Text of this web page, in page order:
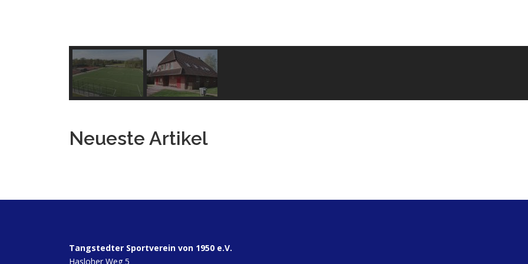
Neueste Artikel
Tangstedter Sportverein von 1950 e.V.
Hasloher Weg 5